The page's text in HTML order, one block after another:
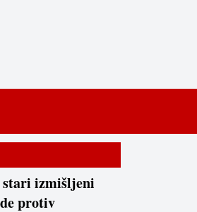
izmišljeni
protiv